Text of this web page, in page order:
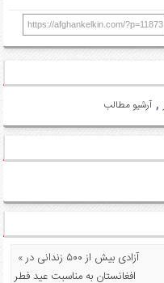
https://afghankelkin.com/?p=11873
آرشیو مطالب ,
« آزادی بیش از ۵۰۰ زندانی در
افغانستان به مناسبت عید فطر